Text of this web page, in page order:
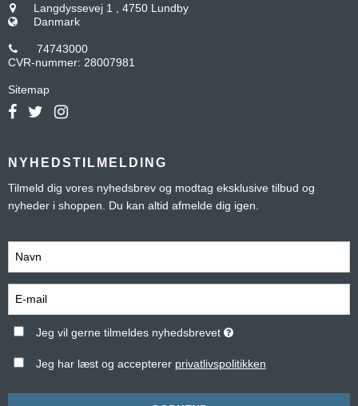
Langdyssevej 1
4750 Lundby
Danmark
74743000
CVR-nummer: 28007981
Sitemap
NYHEDSTILMELDING
Tilmeld dig vores nyhedsbrev og modtag eksklusive tilbud og
nyheder i shoppen. Du kan altid afmelde dig igen.
Jeg vil gerne tilmeldes nyhedsbrevet
Jeg har læst og accepterer privatlivspolitikken